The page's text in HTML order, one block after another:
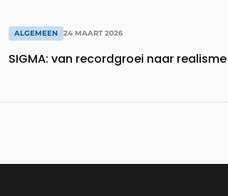
ALGEMEEN 24 MAART 2026
SIGMA: van recordgroei naar realisme